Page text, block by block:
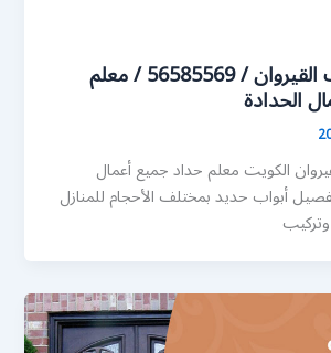
رقم حداد أبواب القيروان / 56585569 / معلم
الحدادة
الكويت معلم حداد جميع أعمال
أبواب حديد بمختلف الأحجام للمنازل